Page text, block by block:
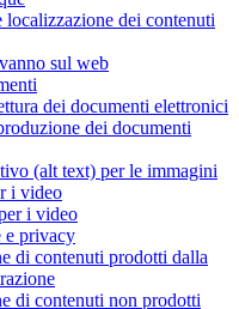
localizzazione dei contenuti
sul web
dei documenti elettronici
dei documenti
(alt text) per le immagini
i video
i video
e privacy
di contenuti prodotti dalla
di contenuti non prodotti